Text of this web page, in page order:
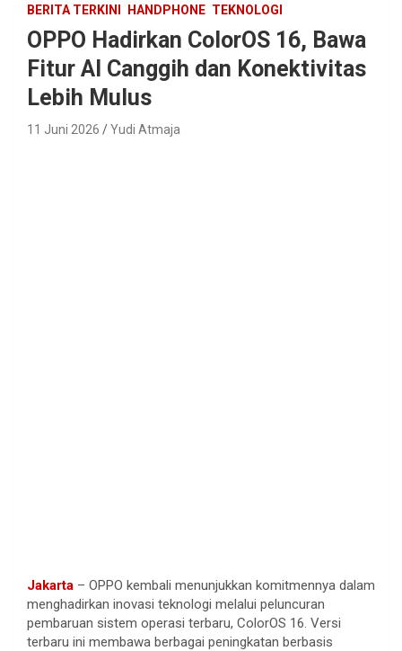
BERITA TERKINI HANDPHONE TEKNOLOGI
OPPO Hadirkan ColorOS 16, Bawa
Fitur AI Canggih dan Konektivitas
Lebih Mulus
11 Juni 2026 Yudi Atmaja
Jakarta – OPPO kembali menunjukkan komitmennya dalam
menghadirkan inovasi teknologi melalui peluncuran
pembaruan sistem operasi terbaru, ColorOS 16. Versi
terbaru ini membawa berbagai peningkatan berbasis